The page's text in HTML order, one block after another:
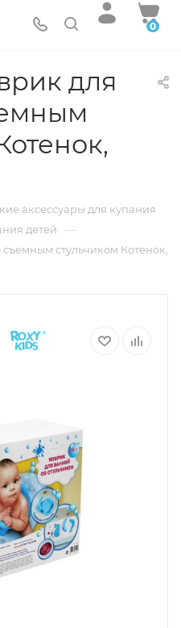
0
для
аксессуары для купания
детей —
стульчиком Котенок,